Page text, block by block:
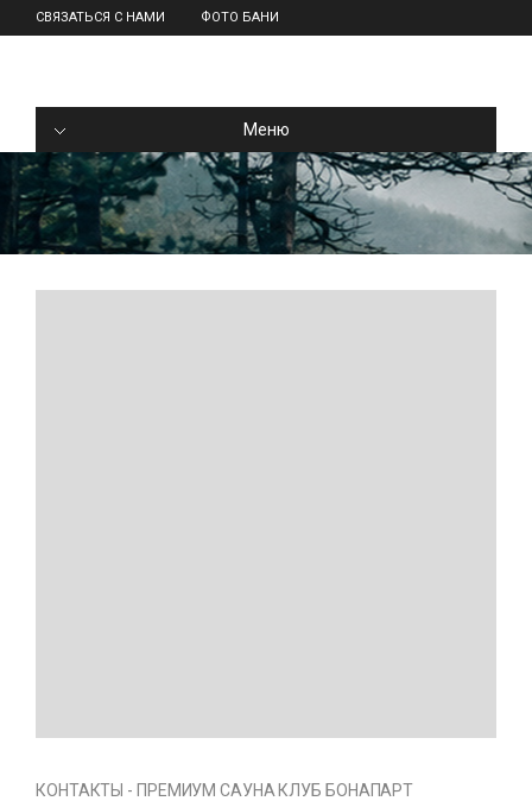
СВЯЗАТЬСЯ С НАМИ ФОТО БАНИ
Меню
КОНТАКТЫ - ПРЕМИУМ САУНА КЛУБ БОНАПАРТ